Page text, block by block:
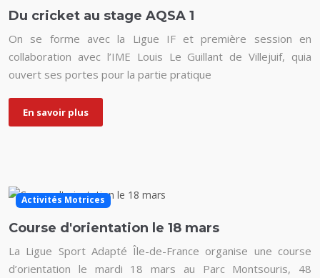
Du cricket au stage AQSA 1
On se forme avec la Ligue IF et première session en
collaboration avec l’IME Louis Le Guillant de Villejuif, quia
ouvert ses portes pour la partie pratique
En savoir plus
Activités Motrices
Course d'orientation le 18 mars
La Ligue Sport Adapté Île-de-France organise une course
d’orientation le mardi 18 mars au Parc Montsouris, 48